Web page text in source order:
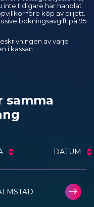
inte tidigare har handlat
före köp av biljett.
bokningsavgift på 95
av varje
i kassan.
samma
DATUM